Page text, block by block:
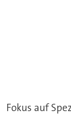
Fokus auf